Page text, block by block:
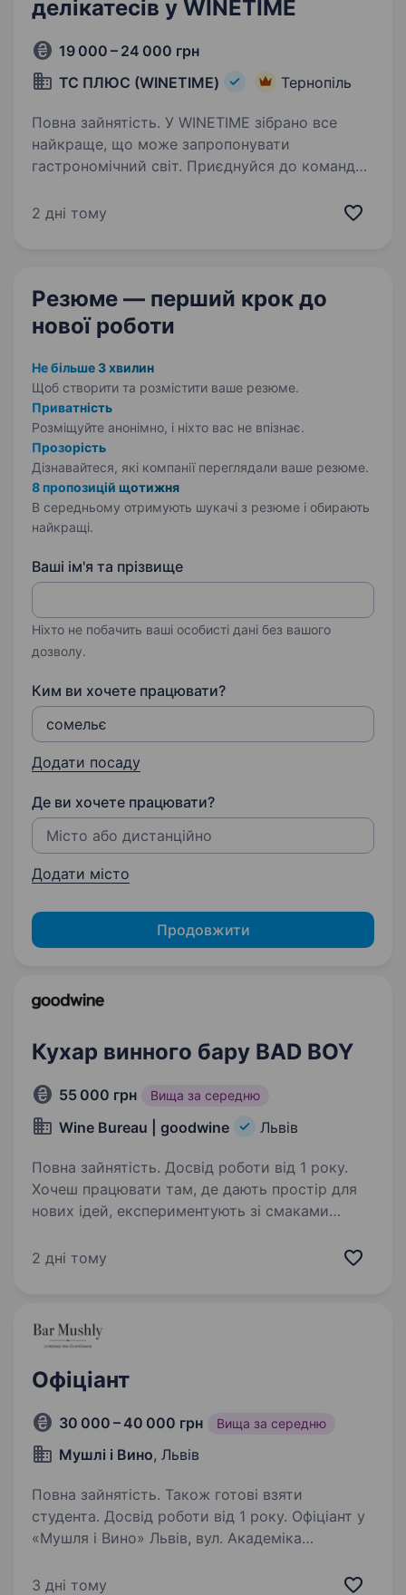
делікатесів у WINETIME
19 000 – 24 000 грн
ТС ПЛЮС (WINETIME)
Тернопіль
Повна зайнятість. У WINETIME зібрано все
найкраще, що може запропонувати
гастрономічний світ. Приєднуйся до команди
професіоналом, який знає про смак ВСЕ!
2 дні тому
Резюме — перший крок до
нової роботи
Не більше 3 хвилин
Щоб створити та розмістити ваше резюме.
Приватність
Розміщуйте анонімно, і ніхто вас не впізнає.
Прозорість
Дізнавайтеся, які компанії переглядали ваше резюме.
8 пропозицій щотижня
В середньому отримують шукачі з резюме і обирають
найкращі.
Ваші ім'я та прізвище
Ніхто не побачить ваші особисті дані без вашого
дозволу.
Ким ви хочете працювати?
Додати посаду
Де ви хочете працювати?
Додати місто
Продовжити
Кухар винного бару BAD BOY
55 000 грн Вища за середню
Wine Bureau | goodwine Львів
Повна зайнятість. Досвід роботи від 1 року.
Хочеш працювати там, де дають простір для
нових ідей, експериментують зі смаками
гостей? Welcome to Bad Boy.
2 дні тому
Офіціант
30 000 – 40 000 грн Вища за середню
Мушлі і Вино, Львів
Повна зайнятість. Також готові взяти
студента. Досвід роботи від 1 року. Офіціант у
«Мушля і Вино» Львів, вул. Академіка
нову локацію! Ми поєднуємо культуру свіжих
3 дні тому